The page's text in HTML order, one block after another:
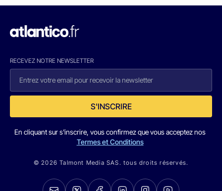
RECEVEZ NOTRE NEWSLETTER
S'INSCRIRE
En cliquant sur s'inscrire, vous confirmez que vous acceptez nos
Termes et Conditions
© 2026 Talmont Media SAS. tous droits réservés.